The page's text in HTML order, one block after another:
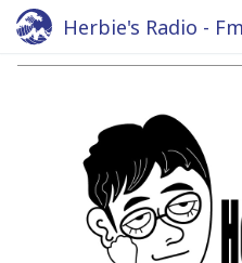
Herbie's Radio -